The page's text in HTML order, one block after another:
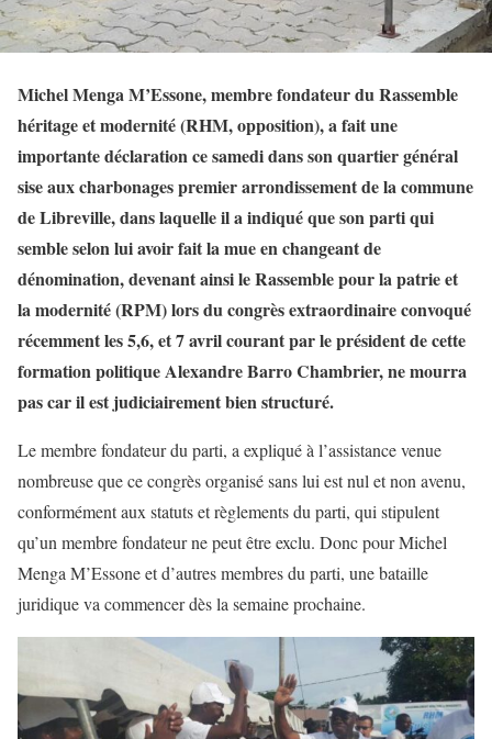
Michel Menga M’Essone, membre fondateur du Rassemble
héritage et modernité (RHM, opposition), a fait une
importante déclaration ce samedi dans son quartier général
sise aux charbonages premier arrondissement de la commune
de Libreville, dans laquelle il a indiqué que son parti qui
semble selon lui avoir fait la mue en changeant de
dénomination, devenant ainsi le Rassemble pour la patrie et
la modernité (RPM) lors du congrès extraordinaire convoqué
récemment les 5,6, et 7 avril courant par le président de cette
formation politique Alexandre Barro Chambrier, ne mourra
pas car il est judiciairement bien structuré.
Le membre fondateur du parti, a expliqué à l’assistance venue
nombreuse que ce congrès organisé sans lui est nul et non avenu,
conformément aux statuts et règlements du parti, qui stipulent
qu’un membre fondateur ne peut être exclu. Donc pour Michel
Menga M’Essone et d’autres membres du parti, une bataille
juridique va commencer dès la semaine prochaine.